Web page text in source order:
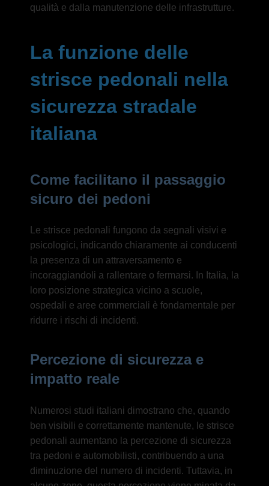
qualità e dalla manutenzione delle infrastrutture.
La funzione delle
strisce pedonali nella
sicurezza stradale
italiana
Come facilitano il passaggio
sicuro dei pedoni
Le strisce pedonali fungono da segnali visivi e
psicologici, indicando chiaramente ai conducenti
la presenza di un attraversamento e
incoraggiandoli a rallentare o fermarsi. In Italia, la
loro posizione strategica vicino a scuole,
ospedali e aree commerciali è fondamentale per
ridurre i rischi di incidenti.
Percezione di sicurezza e
impatto reale
Numerosi studi italiani dimostrano che, quando
ben visibili e correttamente mantenute, le strisce
pedonali aumentano la percezione di sicurezza
tra pedoni e automobilisti, contribuendo a una
diminuzione del numero di incidenti. Tuttavia, in